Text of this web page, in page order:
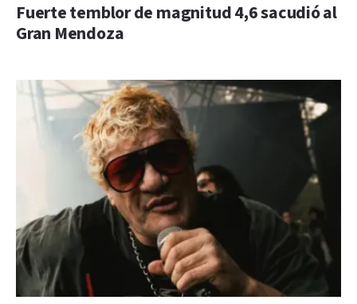
Fuerte temblor de magnitud 4,6 sacudió al
Gran Mendoza